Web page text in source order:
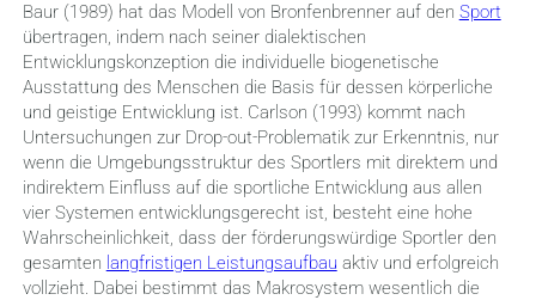
Baur (1989) hat das Modell von Bronfenbrenner auf den Sport
übertragen, indem nach seiner dialektischen
Entwicklungskonzeption die individuelle biogenetische
Ausstattung des Menschen die Basis für dessen körperliche
und geistige Entwicklung ist. Carlson (1993) kommt nach
Untersuchungen zur Drop-out-Problematik zur Erkenntnis, nur
wenn die Umgebungsstruktur des Sportlers mit direktem und
indirektem Einfluss auf die sportliche Entwicklung aus allen
vier Systemen entwicklungsgerecht ist, besteht eine hohe
Wahrscheinlichkeit, dass der förderungswürdige Sportler den
gesamten langfristigen Leistungsaufbau aktiv und erfolgreich
vollzieht. Dabei bestimmt das Makrosystem wesentlich die